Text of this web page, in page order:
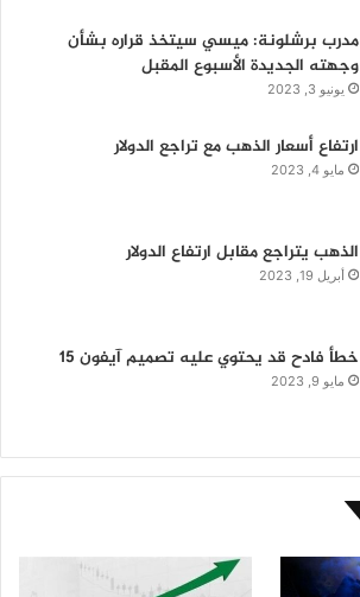
مدرب برشلونة: ميسي سيتخذ قراره بشأن
وجهته الجديدة الأسبوع المقبل
يونيو 3, 2023
ارتفاع أسعار الذهب مع تراجع الدولار
مايو 4, 2023
الذهب يتراجع مقابل ارتفاع الدولار
أبريل 19, 2023
خطأ فادح قد يحتوي عليه تصميم آيفون 15
مايو 9, 2023